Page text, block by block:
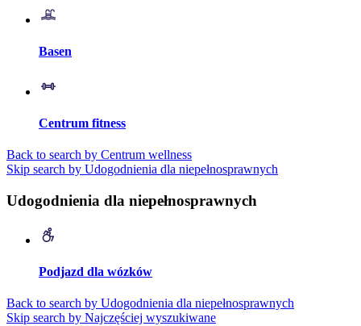
Basen
Centrum fitness
Back to search by Centrum wellness
Skip search by Udogodnienia dla niepełnosprawnych
Udogodnienia dla niepełnosprawnych
Podjazd dla wózków
Back to search by Udogodnienia dla niepełnosprawnych
Skip search by Najczęściej wyszukiwane